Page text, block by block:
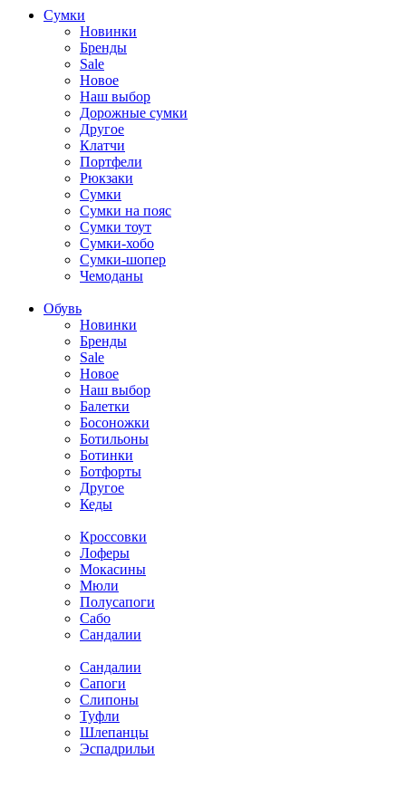
Cумки
Новинки
Бренды
Sale
Новое
Наш выбор
Дорожные сумки
Другое
Клатчи
Портфели
Рюкзаки
Сумки
Сумки на пояс
Сумки тоут
Сумки-хобо
Сумки-шопер
Чемоданы
Обувь
Новинки
Бренды
Sale
Новое
Наш выбор
Балетки
Босоножки
Ботильоны
Ботинки
Ботфорты
Другое
Кеды
Кроссовки
Лоферы
Мокасины
Мюли
Полусапоги
Сабо
Сандалии
Сандалии
Сапоги
Слипоны
Туфли
Шлепанцы
Эспадрильи